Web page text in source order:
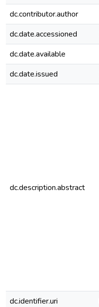
dc.contributor.author
dc.date.accessioned
dc.date.available
dc.date.issued
dc.description.abstract
dc.identifier.uri